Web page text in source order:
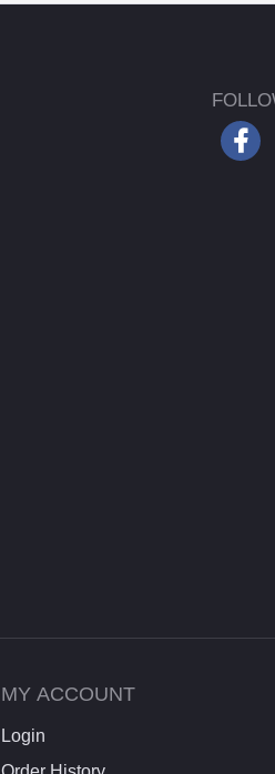
MY ACCOUNT
Login